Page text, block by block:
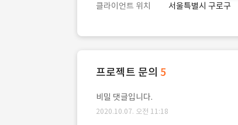
클라이언트 위치
서울특별시 구로구
프로젝트 문의 5
비밀 댓글입니다.
2020.10.07. 오전 11:18